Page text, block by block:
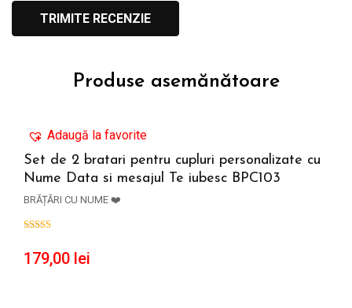
Produse asemănătoare
Adaugă la favorite
Set de 2 bratari pentru cupluri personalizate cu
Nume Data si mesajul Te iubesc BPC103
BRĂȚĂRI CU NUME ❤️
179,00 lei